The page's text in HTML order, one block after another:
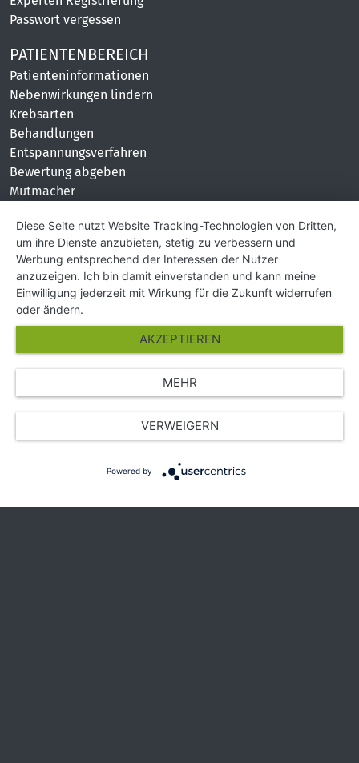
Passwort vergessen
PATIENTENBEREICH
Patienteninformationen
Nebenwirkungen lindern
Krebsarten
Behandlungen
Entspannungsverfahren
Bewertung abgeben
Mutmacher
KONTAKT
Impressum
Hilfe und Kontakt
Partner
Presse
Über Uns
© Copyright 2026 SGK Stärker gegen Krebs
Diese Seite nutzt Website Tracking-Technologien von Dritten,
um ihre Dienste anzubieten, stetig zu verbessern und
Werbung entsprechend der Interessen der Nutzer
anzuzeigen. Ich bin damit einverstanden und kann meine
Einwilligung jederzeit mit Wirkung für die Zukunft widerrufen
oder ändern.
VERWEIGERN
AKZEPTIEREN
MEHR
Powered by